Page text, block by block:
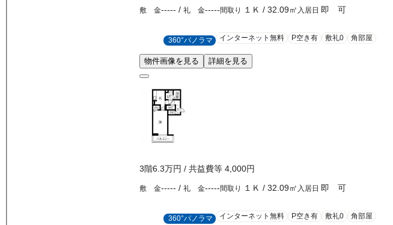
敷 金----- / 礼 金-----間取り １Ｋ / 32.09㎡ 入居日 即 可
360°パノラマ インターネット無料 P空き有 敷礼0 角部屋
物件画像を見る 詳細を見る
3階6.3万円 / 共益費等 4,000円
敷 金----- / 礼 金-----間取り １Ｋ / 32.09㎡ 入居日 即 可
360°パノラマ インターネット無料 P空き有 敷礼0 角部屋